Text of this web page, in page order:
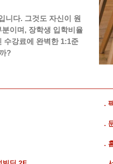
니다. 그것도 자신이 원
이며, 장학생 입학비율
수강료에 완벽한 1:1준
?
.
.
.